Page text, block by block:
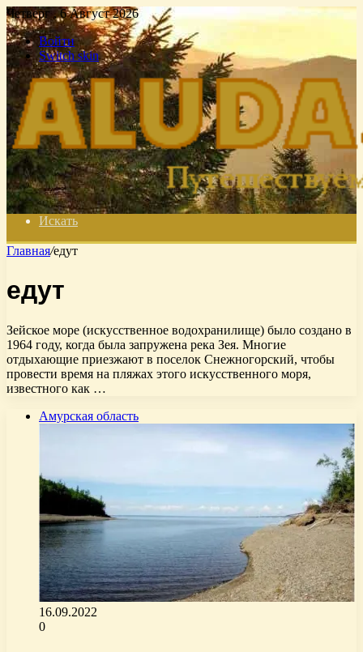
Четверг , 6 Август 2026
Войти
Switch skin
Искать
Главная/едут
едут
Зейское море (искусственное водохранилище) было создано в
1964 году, когда была запружена река Зея. Многие
отдыхающие приезжают в поселок Снежногорский, чтобы
провести время на пляжах этого искусственного моря,
известного как …
Амурская область
16.09.2022
0